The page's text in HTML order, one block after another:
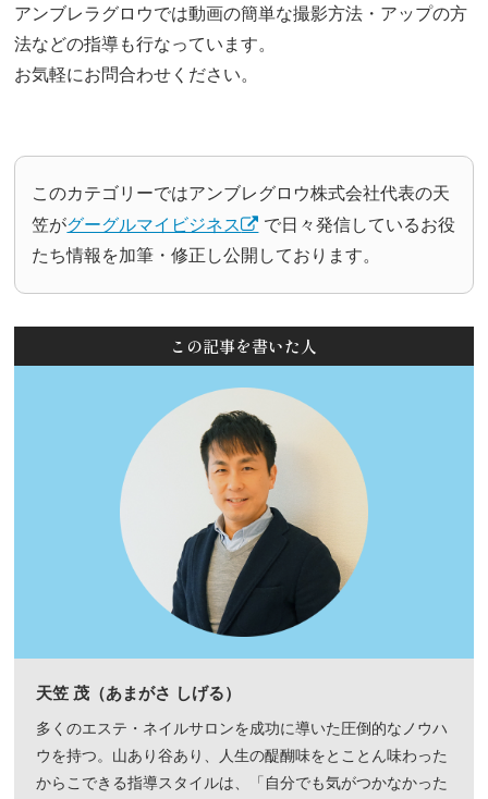
アンブレラグロウでは動画の簡単な撮影方法・アップの方
法などの指導も行なっています。
お気軽にお問合わせください。
このカテゴリーではアンブレグロウ株式会社代表の天
笠がグーグルマイビジネス
で日々発信しているお役
たち情報を加筆・修正し公開しております。
この記事を書いた人
天笠 茂（あまがさ しげる）
多くのエステ・ネイルサロンを成功に導いた圧倒的なノウハ
ウを持つ。山あり谷あり、人生の醍醐味をとことん味わった
からこできる指導スタイルは、「自分でも気がつかなかった